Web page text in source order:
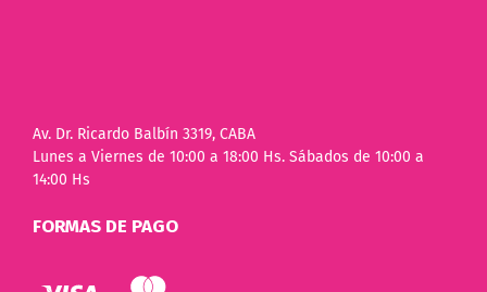
Av. Dr. Ricardo Balbín 3319, CABA
Lunes a Viernes de 10:00 a 18:00 Hs. Sábados de 10:00 a
14:00 Hs
FORMAS DE PAGO